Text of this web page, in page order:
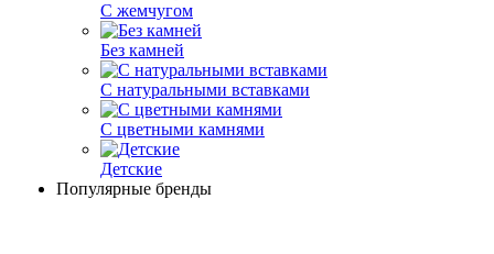
С жемчугом
Без камней
С натуральными вставками
С цветными камнями
Детские
Популярные бренды